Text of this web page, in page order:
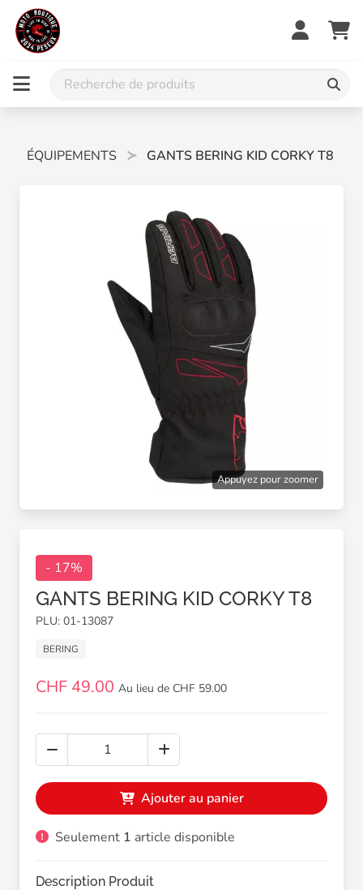
ÉQUIPEMENTS GANTS BERING KID CORKY T8
Appuyez pour zoomer
- 17%
GANTS BERING KID CORKY T8
PLU: 01-13087
BERING
CHF 49.00 Au lieu de CHF 59.00
Ajouter au panier
Seulement 1 article disponible
Description Produit